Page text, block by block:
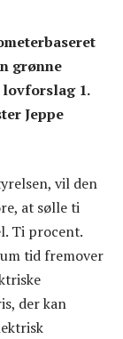
grønne
1.
Jeppe
vil den
at sølle ti
Ti procent.
tid fremover
der kan